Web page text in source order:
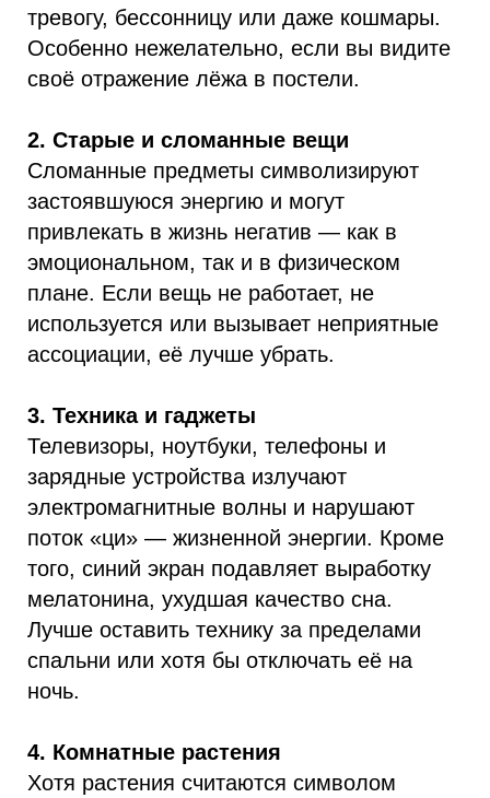
тревогу, бессонницу или даже кошмары.
Особенно нежелательно, если вы видите
своё отражение лёжа в постели.
2. Старые и сломанные вещи
Сломанные предметы символизируют
застоявшуюся энергию и могут
привлекать в жизнь негатив — как в
эмоциональном, так и в физическом
плане. Если вещь не работает, не
используется или вызывает неприятные
ассоциации, её лучше убрать.
3. Техника и гаджеты
Телевизоры, ноутбуки, телефоны и
зарядные устройства излучают
электромагнитные волны и нарушают
поток «ци» — жизненной энергии. Кроме
того, синий экран подавляет выработку
мелатонина, ухудшая качество сна.
Лучше оставить технику за пределами
спальни или хотя бы отключать её на
ночь.
4. Комнатные растения
Хотя растения считаются символом